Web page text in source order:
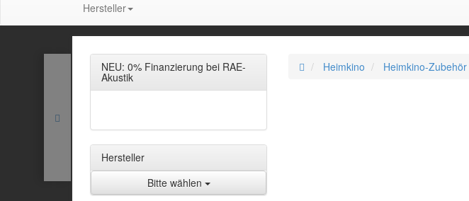
Hersteller
Heimkino Heimkino-Zubehör
NEU: 0% Finanzierung bei RAE-
Akustik
Hersteller
Bitte wählen